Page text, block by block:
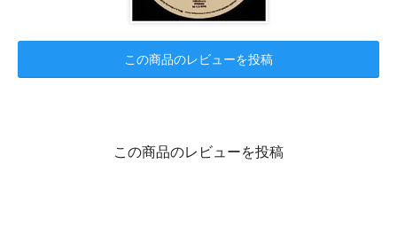
この商品のレビューを投稿
この商品のレビューを投稿